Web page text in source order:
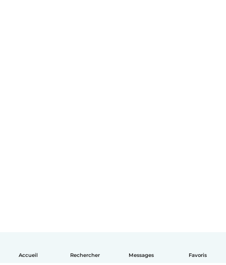
Accueil Rechercher Messages Favoris